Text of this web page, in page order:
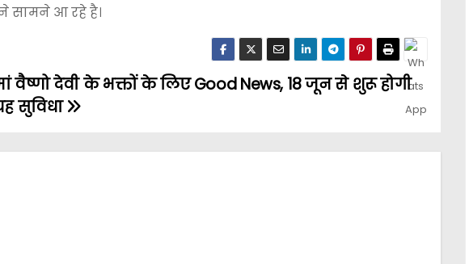
सामने आ रहे है।
वैष्णो देवी के भक्तों के लिए Good News, 18 जून से शुरू होगी
सुविधा